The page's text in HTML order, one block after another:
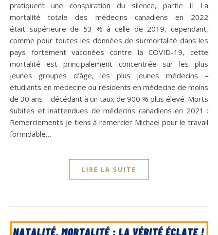
pratiquent une conspiration du silence, partie II La
mortalité totale des médecins canadiens en 2022
était supérieure de 53 % à celle de 2019, cependant,
comme pour toutes les données de surmortalité dans les
pays fortement vaccinées contre la COVID-19, cette
mortalité est principalement concentrée sur les plus
jeunes groupes d’âge, les plus jeunes médecins –
étudiants en médecine ou résidents en médecine de moins
de 30 ans – décédant à un taux de 900 % plus élevé. Morts
subites et inattendues de médecins canadiens en 2021 :
Remerciements Je tiens à remercier Michael pour le travail
formidable…
LIRE LA SUITE